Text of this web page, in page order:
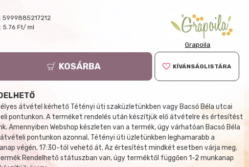
5999885217212
5.76 Ft/ ml
Grapoila
KOSÁRBA KÍVÁNSÁGLISTÁRA
átvétel kérhető Tétényi úti szaküzletünkben vagy Bacsó Béla utcai
pontunkon. A terméket rendelés után készítjük elő átvételre és értesítést
Amennyiben Webshop készleten van a termék, úgy várhatóan Bacsó Béla
pontunkon azonnal, Tétényi úti üzletünkben leghamarabb a
végén, 17:30-tól vehető át. Az értesítést mindkét esetben várja meg.
Rendelhető státuszban van, úgy terméktől függően 1-2 munkanap